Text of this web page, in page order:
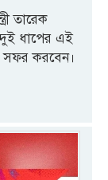
তারেক
দুই ধাপের এই
সফর করবেন।